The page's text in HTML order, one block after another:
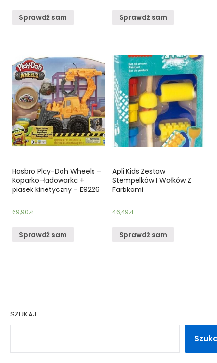
Sprawdź sam Sprawdź sam
Hasbro Play-Doh Wheels –
Koparko-ładowarka +
piasek kinetyczny – E9226
69,90zł
Sprawdź sam
Apli Kids Zestaw
Stempelków I Wałków Z
Farbkami
46,49zł
Sprawdź sam
SZUKAJ